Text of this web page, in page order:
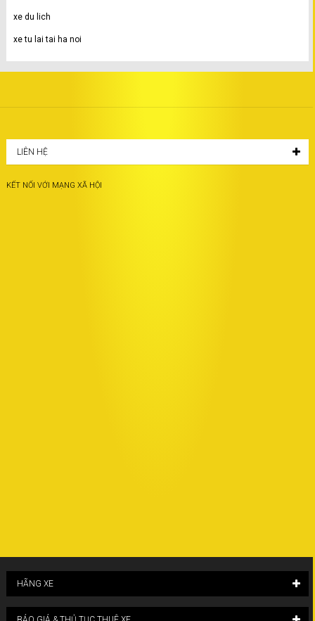
xe du lich
xe tu lai tai ha noi
LIÊN HỆ
KẾT NỐI VỚI MẠNG XÃ HỘI
HÃNG XE